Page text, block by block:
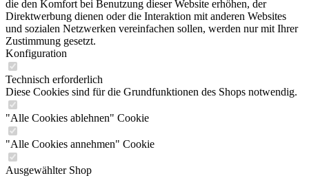
die den Komfort bei Benutzung dieser Website erhöhen, der
Direktwerbung dienen oder die Interaktion mit anderen Websites
und sozialen Netzwerken vereinfachen sollen, werden nur mit Ihrer
Zustimmung gesetzt.
Konfiguration
Technisch erforderlich
Diese Cookies sind für die Grundfunktionen des Shops notwendig.
"Alle Cookies ablehnen" Cookie
"Alle Cookies annehmen" Cookie
Ausgewählter Shop